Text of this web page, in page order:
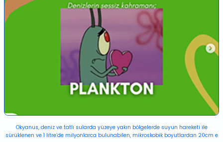
Okyanus, deniz ve tatlı sularda yüzeye yakın bölgelerde suyun hareketi ile
sürüklenen ve 1 litre’de milyonlarca bulunabilen, mikroskobik boyutlardan 20cm e